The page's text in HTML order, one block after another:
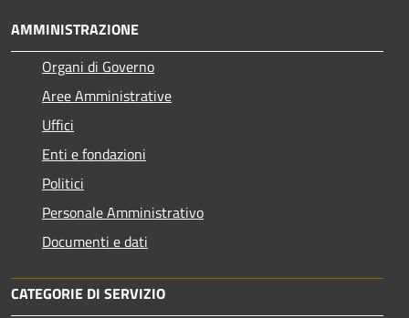
AMMINISTRAZIONE
Organi di Governo
Aree Amministrative
Uffici
Enti e fondazioni
Politici
Personale Amministrativo
Documenti e dati
CATEGORIE DI SERVIZIO